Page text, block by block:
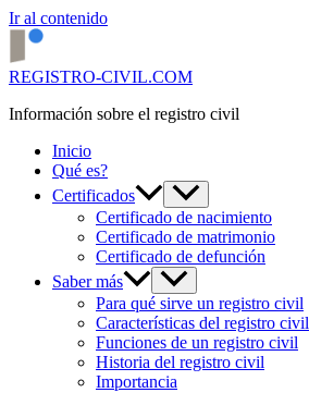
Ir al contenido
REGISTRO-CIVIL.COM
Información sobre el registro civil
Inicio
Qué es?
Certificados
Certificado de nacimiento
Certificado de matrimonio
Certificado de defunción
Saber más
Para qué sirve un registro civil
Características del registro civil
Funciones de un registro civil
Historia del registro civil
Importancia